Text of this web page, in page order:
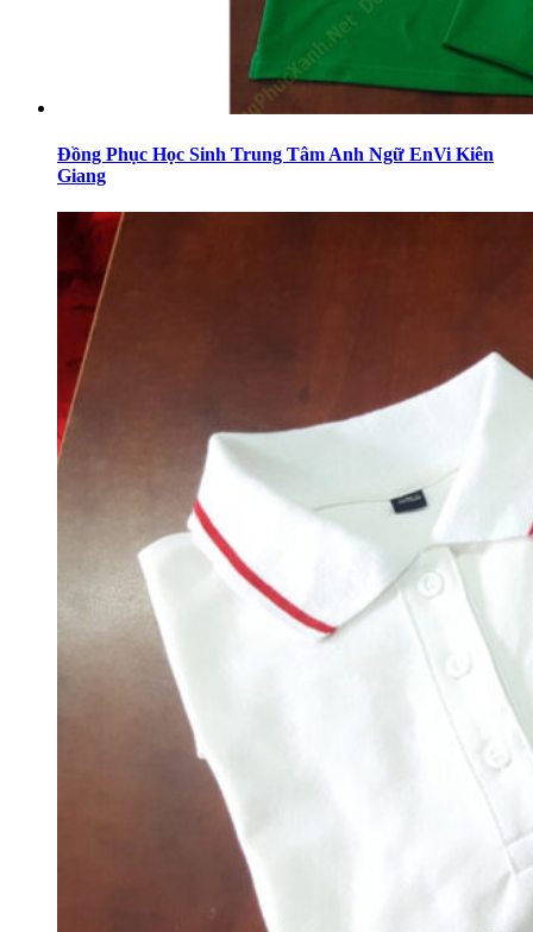
Đồng Phục Học Sinh Trung Tâm Anh Ngữ EnVi Kiên
Giang